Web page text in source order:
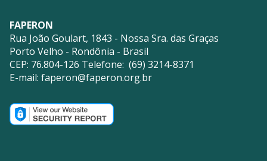
FAPERON
Rua João Goulart, 1843 - Nossa Sra. das Graças
Porto Velho - Rondônia - Brasil
CEP: 76.804-126 Telefone: (69) 3214-8371
E-mail: faperon@faperon.org.br